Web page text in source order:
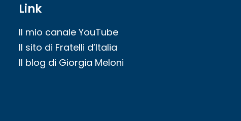
Link
Il mio canale YouTube
Il sito di Fratelli d’Italia
Il blog di Giorgia Meloni